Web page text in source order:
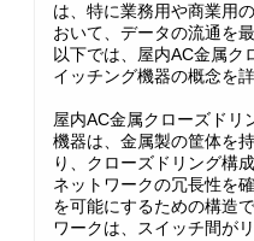
は、特に業務用や商業用
おいて、データの流通を
以下では、屋内AC金属ク
イッチング機器の概念を詳
屋内AC金属クローズドリ
機器は、金属製の筐体を
り、クローズドリング構
ネットワークの冗長性を
を可能にするための構造
ワークは、スイッチ間が